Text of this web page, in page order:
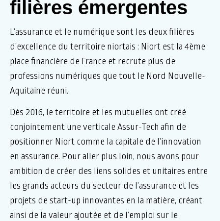
filières émergentes
L’assurance et le numérique sont les deux filières
d’excellence du territoire niortais : Niort est la 4ème
place financière de France et recrute plus de
professions numériques que tout le Nord Nouvelle-
Aquitaine réuni.
Dès 2016, le territoire et les mutuelles ont créé
conjointement une verticale Assur-Tech afin de
positionner Niort comme la capitale de l’innovation
en assurance. Pour aller plus loin, nous avons pour
ambition de créer des liens solides et unitaires entre
les grands acteurs du secteur de l’assurance et les
projets de start-up innovantes en la matière, créant
ainsi de la valeur ajoutée et de l’emploi sur le